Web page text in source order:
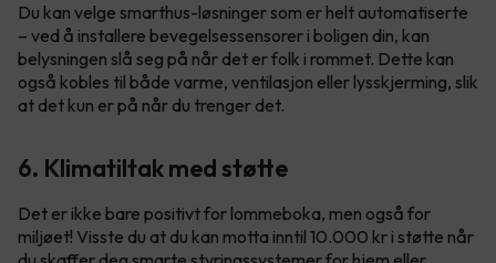
Du kan velge smarthus-løsninger som er helt automatiserte
– ved å installere bevegelsessensorer i boligen din, kan
belysningen slå seg på når det er folk i rommet. Dette kan
også kobles til både varme, ventilasjon eller lysskjerming, slik
at det kun er på når du trenger det.
6. Klimatiltak med støtte
Det er ikke bare positivt for lommeboka, men også for
miljøet! Visste du at du kan motta inntil 10.000 kr i støtte når